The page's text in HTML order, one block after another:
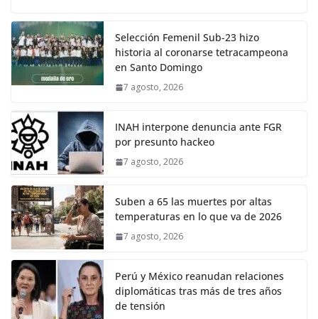
Selección Femenil Sub-23 hizo
historia al coronarse tetracampeona
en Santo Domingo
7 agosto, 2026
INAH interpone denuncia ante FGR
por presunto hackeo
7 agosto, 2026
Suben a 65 las muertes por altas
temperaturas en lo que va de 2026
7 agosto, 2026
Perú y México reanudan relaciones
diplomáticas tras más de tres años
de tensión